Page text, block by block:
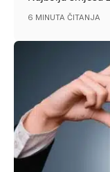
6 MINUTA ČITANJA